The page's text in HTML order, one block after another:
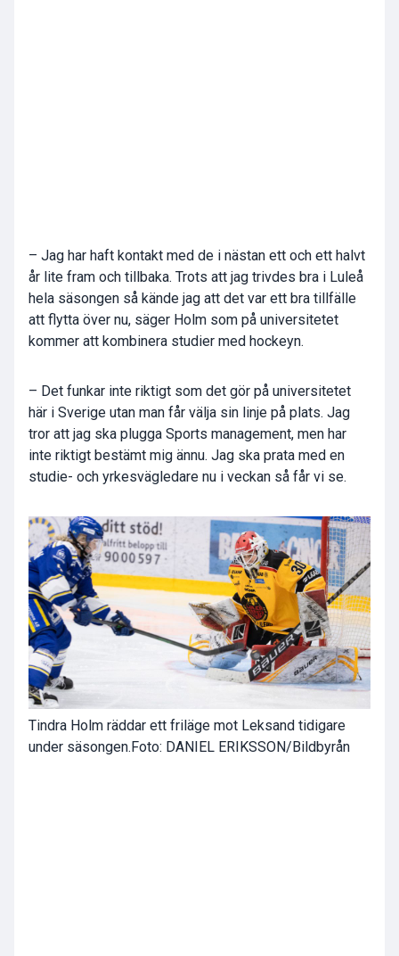
– Jag har haft kontakt med de i nästan ett och ett halvt
år lite fram och tillbaka. Trots att jag trivdes bra i Luleå
hela säsongen så kände jag att det var ett bra tillfälle
att flytta över nu, säger Holm som på universitetet
kommer att kombinera studier med hockeyn.
– Det funkar inte riktigt som det gör på universitetet
här i Sverige utan man får välja sin linje på plats. Jag
tror att jag ska plugga Sports management, men har
inte riktigt bestämt mig ännu. Jag ska prata med en
studie- och yrkesvägledare nu i veckan så får vi se.
Tindra Holm räddar ett friläge mot Leksand tidigare
under säsongen. Foto: DANIEL ERIKSSON/Bildbyrån